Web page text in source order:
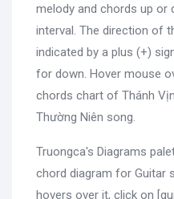
melody and chords up or
interval. The direction of
indicated by a plus (+)
for down. Hover mouse
chords chart of Thánh
Thường Niên song.
Truongca's Diagrams
chord diagram for Guitar
hovers over it, click on